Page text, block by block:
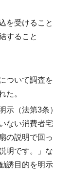
を受けること
すること
ついて調査を
た。
（法第3条）
ない消費者宅
の説明で回っ
明です。」な
誘目的を明示